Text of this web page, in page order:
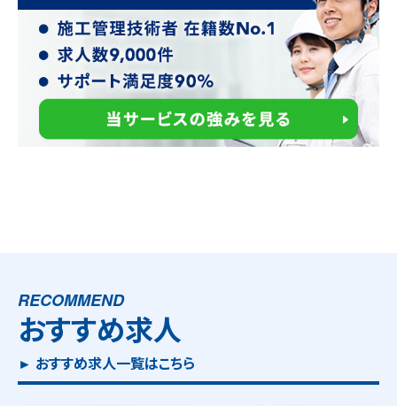
RECOMMEND
おすすめ求人
► おすすめ求人一覧はこちら